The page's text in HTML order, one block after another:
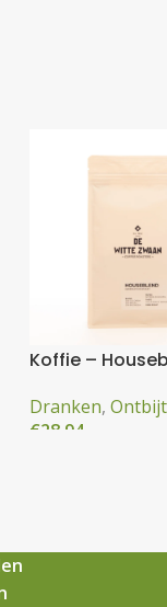
Koffie –
Dranken, Ontbijt
€28,94